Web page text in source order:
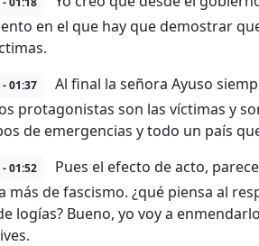
en el que hay que demostrar
01:37
Al final la señora Ayuso
protagonistas son las víctimas y
de emergencias y todo un país
01:52
Pues el efecto de acto,
más de fascismo. ¿qué piensa al
logías? Bueno, yo voy a